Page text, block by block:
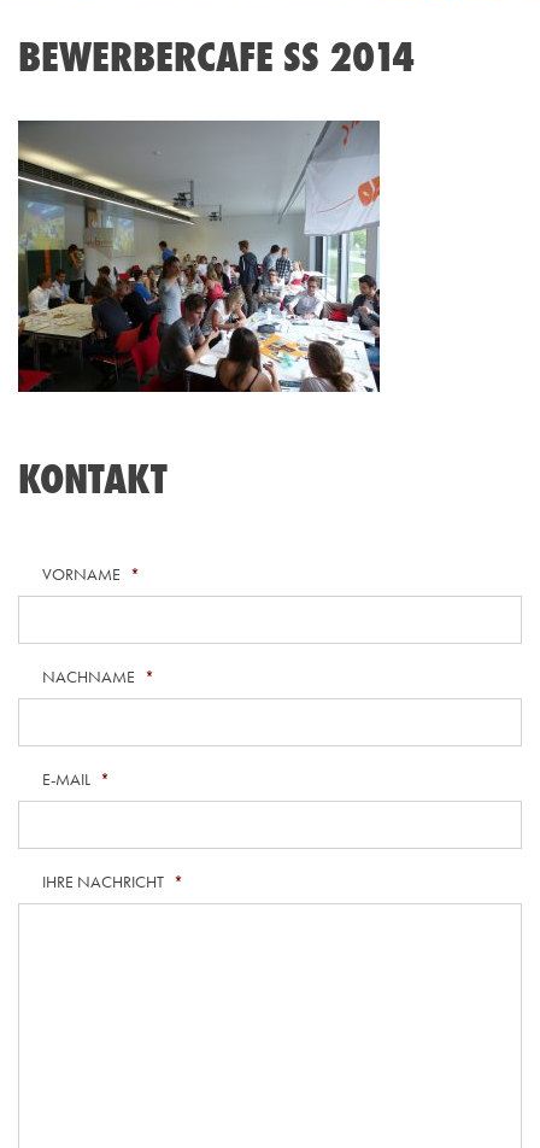
BEWERBERCAFE SS 2014
KONTAKT
VORNAME *
NACHNAME *
E-MAIL *
IHRE NACHRICHT *